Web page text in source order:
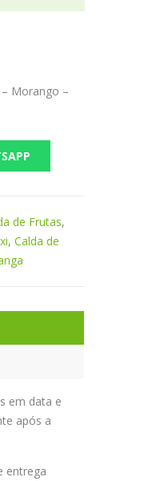
Morango –
de Frutas,
, Calda de
em data e
após a
entrega